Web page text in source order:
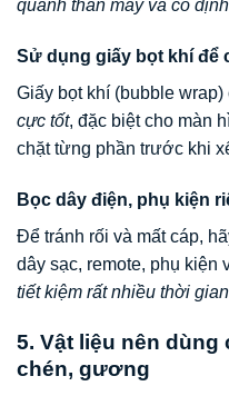
quanh thân máy và cố
Sử dụng giấy bọt khí để
Giấy bọt khí (bubble wrap)
cực tốt, đặc biệt cho màn
chặt từng phần trước khi
Bọc dây điện, phụ kiện
Để tránh rối và mất cáp,
dây sạc, remote, phụ kiện
tiết kiệm rất nhiều thời
5. Vật liệu nên
chén, gương